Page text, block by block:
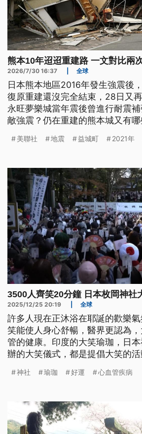
熊本10年迢迢重建路 一文對比兩
2026/7/30 16:37 全球
日本熊本地區2016年發生強震後
復原重建還沒完全結束，28日又再
永旺夢樂城當年震後曾進行耐震
敵強震？仍在重建的熊本城又有哪
何？
美聯社 地震 益城町 2021年
3500人齊笑20分鐘 日本枚岡神社
2025/12/25 20:19 全球
許多人現在正沐浴在耶誕的歡樂
笑能使人身心舒暢，醫界更認為
管的健康。印度的大笑瑜珈，日
辦的大笑儀式，都是提倡大笑的活
神社 瑜珈 好運 心血管疾病